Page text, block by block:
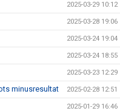
2025-03-29 10:12
2025-03-28 19:06
2025-03-24 19:04
2025-03-24 18:55
2025-03-23 12:29
minusresultat 2025-02-28 12:51
2025-01-29 16:46